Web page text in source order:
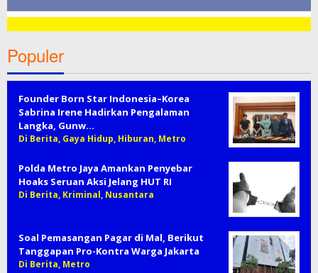
Populer
Founder Born Star Indonesia–Korea
Sabrina Irene Hadirkan Pengalaman
Langka, Gunw…
Di Berita, Gaya Hidup, Hiburan, Metro
Polda Metro Jaya Amankan Penyebar
Hoaks Seruan Aksi Jelang HUT RI
Di Berita, Kriminal, Nusantara
Soal Pemasangan Pagar di Mal, Berikut
Tanggapan Pro-Kontra Warga Jakarta
Di Berita, Metro